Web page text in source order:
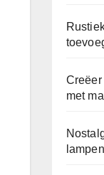
met